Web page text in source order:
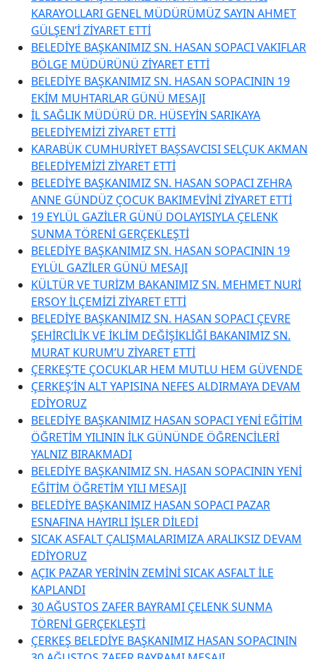
KARAYOLLARI GENEL MÜDÜRÜMÜZ SAYIN AHMET
GÜLŞEN’İ ZİYARET ETTİ
BELEDİYE BAŞKANIMIZ SN. HASAN SOPACI VAKIFLAR
BÖLGE MÜDÜRÜNÜ ZİYARET ETTİ
BELEDİYE BAŞKANIMIZ SN. HASAN SOPACININ 19
EKİM MUHTARLAR GÜNÜ MESAJI
İL SAĞLIK MÜDÜRÜ DR. HÜSEYİN SARIKAYA
BELEDİYEMİZİ ZİYARET ETTİ
KARABÜK CUMHURİYET BAŞSAVCISI SELÇUK AKMAN
BELEDİYEMİZİ ZİYARET ETTİ
BELEDİYE BAŞKANIMIZ SN. HASAN SOPACI ZEHRA
ANNE GÜNDÜZ ÇOCUK BAKIMEVİNİ ZİYARET ETTİ
19 EYLÜL GAZİLER GÜNÜ DOLAYISIYLA ÇELENK
SUNMA TÖRENİ GERÇEKLEŞTİ
BELEDİYE BAŞKANIMIZ SN. HASAN SOPACININ 19
EYLÜL GAZİLER GÜNÜ MESAJI
KÜLTÜR VE TURİZM BAKANIMIZ SN. MEHMET NURİ
ERSOY İLÇEMİZİ ZİYARET ETTİ
BELEDİYE BAŞKANIMIZ SN. HASAN SOPACI ÇEVRE
ŞEHİRCİLİK VE İKLİM DEĞİŞİKLİĞİ BAKANIMIZ SN.
MURAT KURUM’U ZİYARET ETTİ
ÇERKEŞ’TE ÇOCUKLAR HEM MUTLU HEM GÜVENDE
ÇERKEŞ’İN ALT YAPISINA NEFES ALDIRMAYA DEVAM
EDİYORUZ
BELEDİYE BAŞKANIMIZ HASAN SOPACI YENİ EĞİTİM
ÖĞRETİM YILININ İLK GÜNÜNDE ÖĞRENCİLERİ
YALNIZ BIRAKMADI
BELEDİYE BAŞKANIMIZ SN. HASAN SOPACININ YENİ
EĞİTİM ÖĞRETİM YILI MESAJI
BELEDİYE BAŞKANIMIZ HASAN SOPACI PAZAR
ESNAFINA HAYIRLI İŞLER DİLEDİ
SICAK ASFALT ÇALIŞMALARIMIZA ARALIKSIZ DEVAM
EDİYORUZ
AÇIK PAZAR YERİNİN ZEMİNİ SICAK ASFALT İLE
KAPLANDI
30 AĞUSTOS ZAFER BAYRAMI ÇELENK SUNMA
TÖRENİ GERÇEKLEŞTİ
ÇERKEŞ BELEDİYE BAŞKANIMIZ HASAN SOPACININ